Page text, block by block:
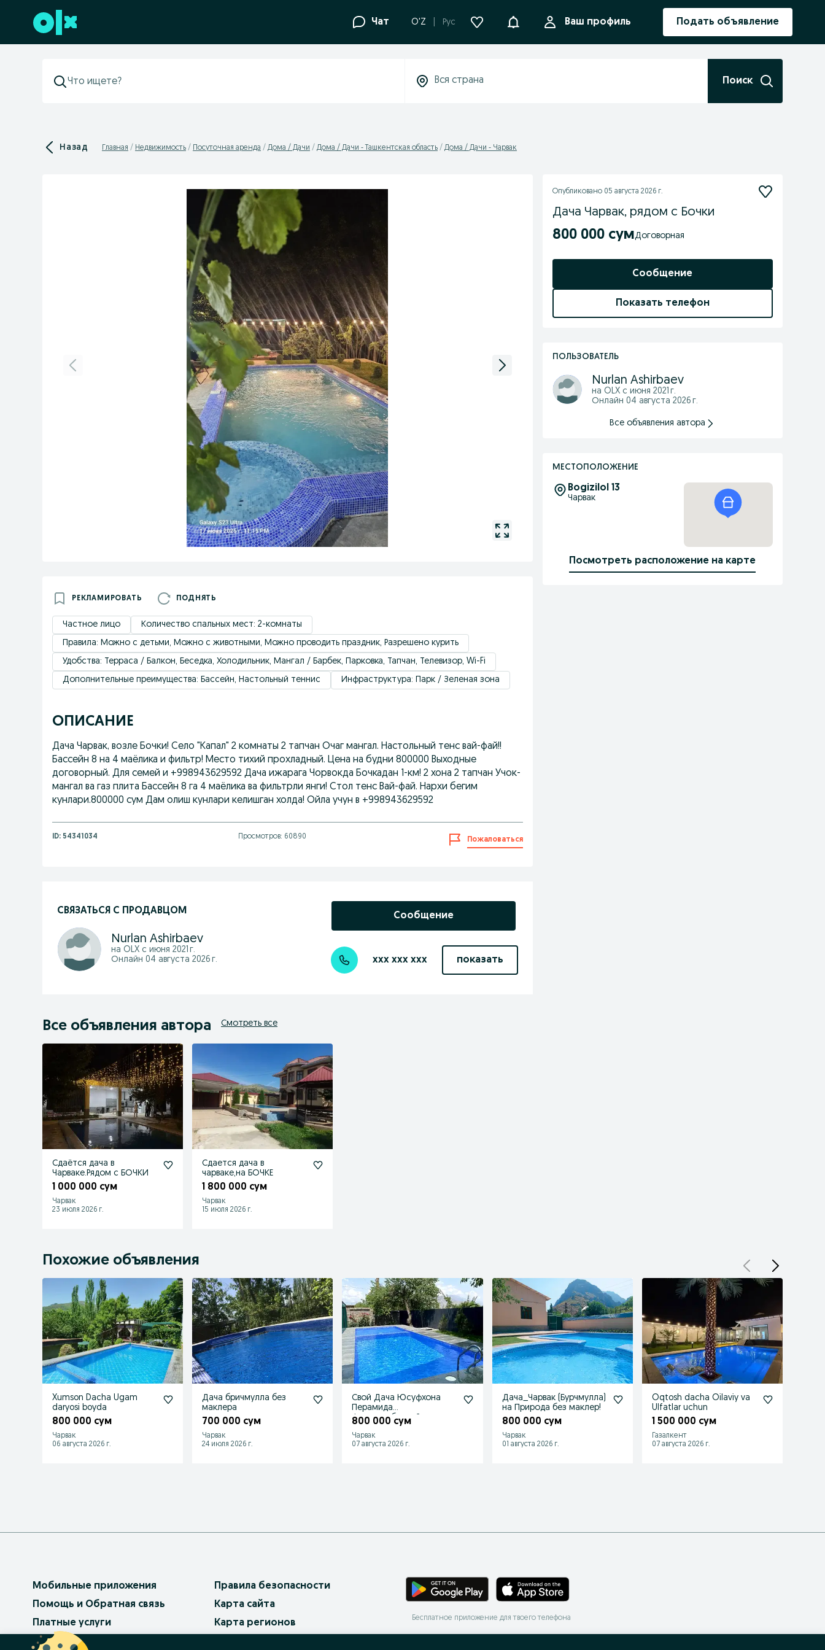
Перейти к нижнему колонтитулу Чат O'Z Рус УведомленияВаш профиль Подать объявление
Поиск
Назад Главная Недвижимость Посуточная аренда Дома / Дачи Дома / Дачи - Ташкентская область Дома / Дачи - Чарвак
РЕКЛАМИРОВАТЬ ПОДНЯТЬ
Частное лицо
Количество спальных мест: 2-комнаты
Правила: Можно с детьми, Можно с животными, Можно проводить праздник, Разрешено курить
Удобствa: Терраса / Балкон, Беседка, Холодильник, Мангал / Барбек, Парковка, Тапчан, Телевизор, Wi-Fi
Дополнительные преимущества: Бассейн, Настольный теннис
Инфраструктура: Парк / Зеленая зона
ОПИСАНИЕ
Дача Чарвак, возле Бочки! Село "Капал" 2 комнаты 2 тапчан Очаг мангал. Настольный тенс вай-фай!!
Бассейн 8 на 4 маёлика и фильтр! Место тихий прохладный. Цена на будни 800000 Выходные
договорный. Для семей и +998943629592 Дача ижарага Чорвокда Бочкадан 1-км! 2 хона 2 тапчан Учок-
мангал ва газ плита Бассейн 8 га 4 маёлика ва фильтрли янги! Стол тенс Вай-фай. Нархи бегим
кунлари.800000 сум Дам олиш кунлари келишган холда! Ойла учун в +998943629592
ID: 54341034 Просмотров: 60890 Пожаловаться
СВЯЗАТЬСЯ С ПРОДАВЦОМ
Nurlan Ashirbaev
на OLX с июня 2021 г.
Онлайн 04 августа 2026 г.
Сообщение
xxx xxx xxx показать
Опубликовано 05 августа 2026 г.
Дача Чарвак, рядом с Бочки
800 000 сум Договорная
Сообщение
Показать телефон
ПОЛЬЗОВАТЕЛЬ
Nurlan Ashirbaev
на OLX с июня 2021 г.
Онлайн 04 августа 2026 г.
Все объявления автора
МЕСТОПОЛОЖЕНИЕ
Bogizilol 13
Чарвак
Посмотреть расположение на карте
Все объявления автора Смотреть все
Сдаётся дача в
Чарваке.Рядом с БОЧКИ
1 000 000 сум
Чарвак
23 июля 2026 г.
Сдается дача в
чарваке,на БОЧКЕ
1 800 000 сум
Чарвак
15 июля 2026 г.
Похожие объявления
Xumson Dacha Ugam
daryosi boyda
800 000 сум
Чарвак
06 августа 2026 г.
Дача бричмулла без
маклера
700 000 сум
Чарвак
24 июля 2026 г.
Свой Дача Юсуфхона
Перамида
филтьрлибассейн
800 000 сум
Чарвак
07 августа 2026 г.
Дача_Чарвак (Бурчмулла)
на Природа без маклер!
800 000 сум
Чарвак
01 августа 2026 г.
Oqtosh dacha Oilaviy va
Ulfatlar uchun
1 500 000 сум
Газалкент
07 августа 2026 г.
Мобильные приложения
Помощь и Обратная связь
Платные услуги
Бизнес на OLX
Правила безопасности
Карта сайта
Карта регионов
Бесплатное приложение для твоего телефона